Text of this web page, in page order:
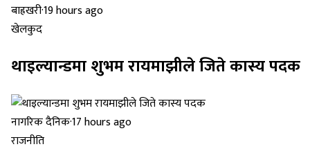
बाह्रखरी·19 hours ago
खेलकुद
थाइल्यान्डमा शुभम रायमाझीले जिते कास्य पदक
नागरिक दैनिक·17 hours ago
राजनीति